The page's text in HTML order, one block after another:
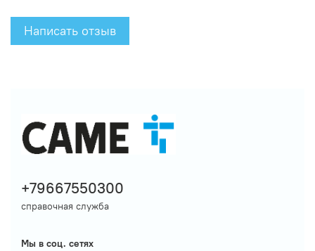
Написать отзыв
+79667550300
справочная служба
Мы в соц. сетях